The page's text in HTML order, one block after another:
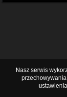
Nasz serwis